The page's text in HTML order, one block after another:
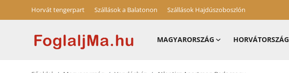
Horvát tengerpart Szállások a Balatonon Szállások Hajdúszoboszlón
MAGYARORSZÁG HORVÁTORSZÁG